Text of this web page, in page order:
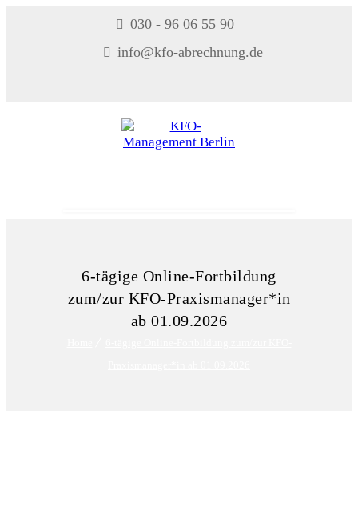
030 - 96 06 55 90
info@kfo-abrechnung.de
6-tägige Online-Fortbildung
zum/zur KFO-Praxismanager*in
ab 01.09.2026